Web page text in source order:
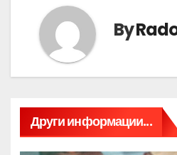
By
Други информации...